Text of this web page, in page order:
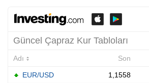
TARİH
Gallery